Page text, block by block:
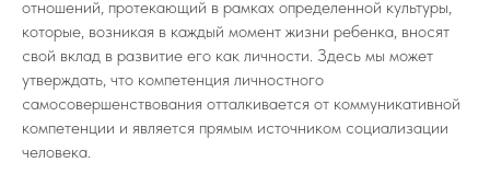
отношений, протекающий в рамках определенной культуры,
которые, возникая в каждый момент жизни ребенка, вносят
свой вклад в развитие его как личности. Здесь мы может
утверждать, что компетенция личностного
самосовершенствования отталкивается от коммуникативной
компетенции и является прямым источником социализации
человека.